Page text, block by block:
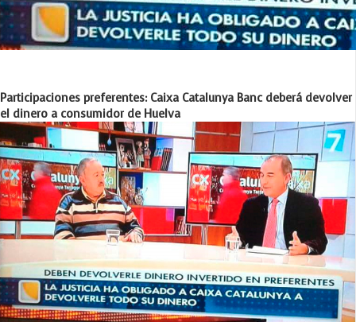
Participaciones preferentes: Caixa Catalunya Banc deberá devolver
el dinero a consumidor de Huelva